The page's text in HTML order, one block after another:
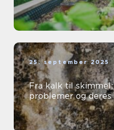
25. september 2025
Fra kalk til
problemer og deres